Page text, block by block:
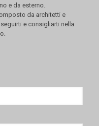
e da esterno.
da architetti e
e consigliarti nella